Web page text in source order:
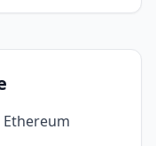
Ethereum